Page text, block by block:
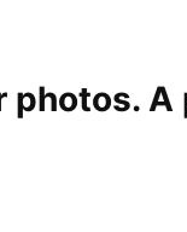
photos. A